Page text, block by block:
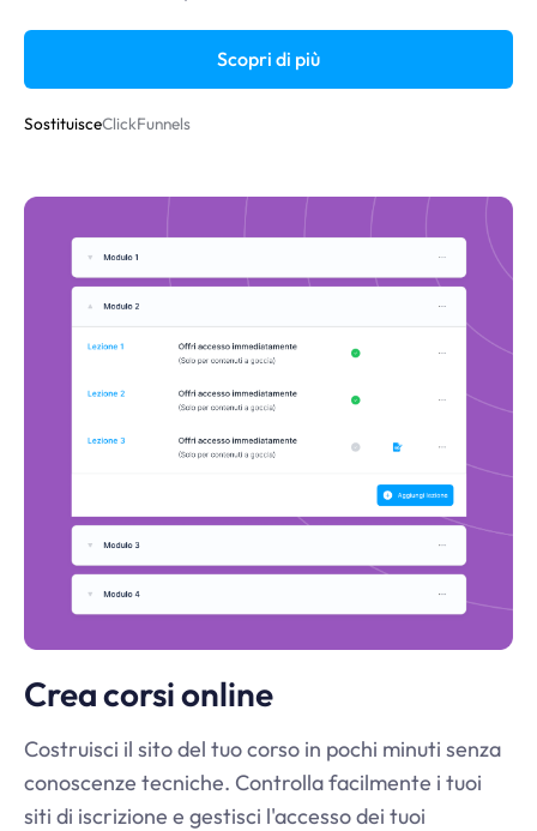
Scopri di più
SostituisceClickFunnels
Crea corsi online
Costruisci il sito del tuo corso in pochi minuti senza
conoscenze tecniche. Controlla facilmente i tuoi
siti di iscrizione e gestisci l'accesso dei tuoi